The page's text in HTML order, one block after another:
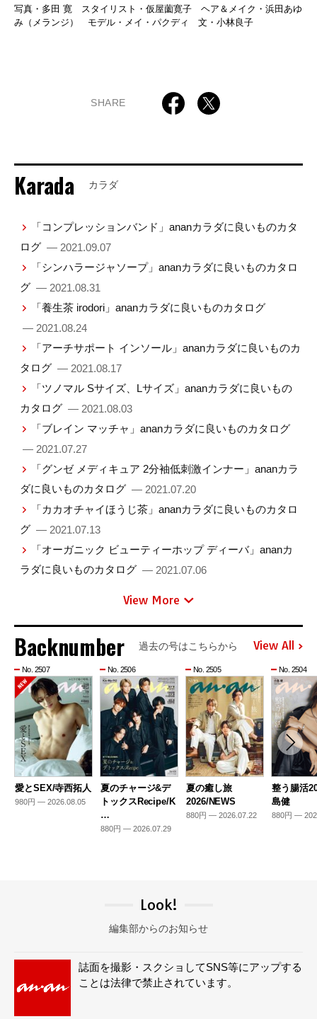
写真・多田 寛 スタイリスト・仮屋薗寛子 ヘア＆メイク・浜田あゆ
み（メランジ） モデル・メイ・パクディ 文・小林良子
SHARE
Karada カラダ
「コンプレッションバンド」ananカラダに良いものカタ
ログ — 2021.09.07
「シンハラージャソープ」ananカラダに良いものカタロ
グ — 2021.08.31
「養生茶 irodori」ananカラダに良いものカタログ
— 2021.08.24
「アーチサポート インソール」ananカラダに良いものカ
タログ — 2021.08.17
「ツノマル Sサイズ、Lサイズ」ananカラダに良いもの
カタログ — 2021.08.03
「ブレイン マッチャ」ananカラダに良いものカタログ
— 2021.07.27
「グンゼ メディキュア 2分袖低刺激インナー」ananカラ
ダに良いものカタログ — 2021.07.20
「カカオチャイほうじ茶」ananカラダに良いものカタロ
グ — 2021.07.13
「オーガニック ビューティーホップ ディーバ」ananカ
ラダに良いものカタログ — 2021.07.06
View More
Backnumber 過去の号はこちらから View All
No. 2507
愛とSEX/寺西拓人
980円 — 2026.08.05
No. 2506
夏のチャージ&デ
トックスRecipe/K
…
880円 — 2026.07.29
No. 2505
夏の癒し旅
2026/NEWS
880円 — 2026.07.22
No. 2504
整う腸活
島健
880円 —
Look!
編集部からのお知らせ
誌面を撮影・スクショしてSNS等にアップする
ことは法律で禁止されています。